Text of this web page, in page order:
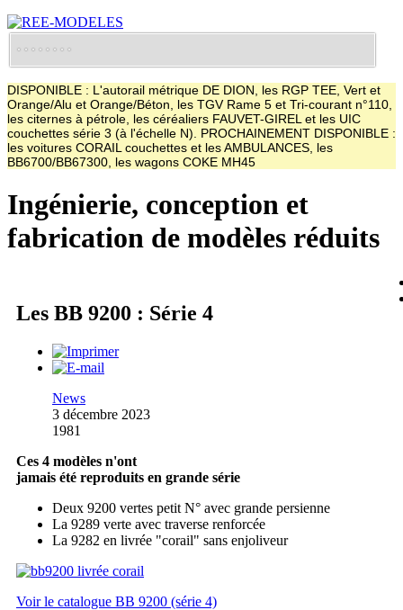
DISPONIBLE : L'autorail métrique DE DION, les RGP TEE, Vert et
Orange/Alu et Orange/Béton, les TGV Rame 5 et Tri-courant n°110,
les citernes à pétrole, les céréaliers FAUVET-GIREL et les UIC
couchettes série 3 (à l'échelle N). PROCHAINEMENT DISPONIBLE :
les voitures CORAIL couchettes et les AMBULANCES, les
BB6700/BB67300, les wagons COKE MH45
Ingénierie, conception et
fabrication de modèles réduits
Les BB 9200 : Série 4
News
3 décembre 2023
1981
Ces 4 modèles n'ont
jamais été reproduits en grande série
Deux 9200 vertes petit N° avec grande persienne
La 9289 verte avec traverse renforcée
La 9282 en livrée "corail" sans enjoliveur
Voir le catalogue BB 9200 (série 4)